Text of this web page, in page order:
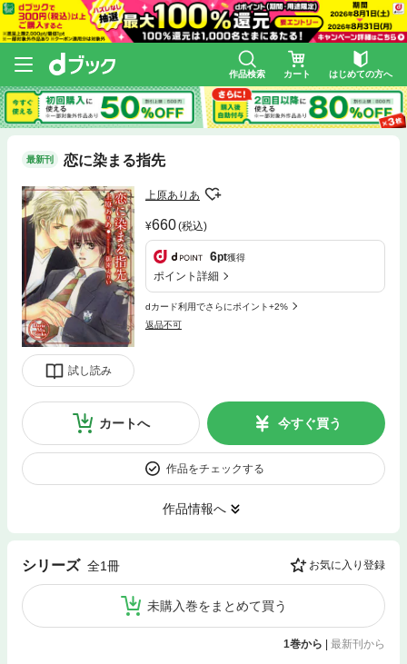
作品検索 カート はじめての方へ
最新刊 恋に染まる指先
試し読み
上原ありあ
660(税込)
6pt獲得
ポイント詳細
dカード利用でさらにポイント+2%
返品不可
カートへ 今すぐ買う
作品をチェックする
作品情報へ
シリーズ 全1冊 お気に入り登録
未購入巻をまとめて買う
1巻から | 最新刊から